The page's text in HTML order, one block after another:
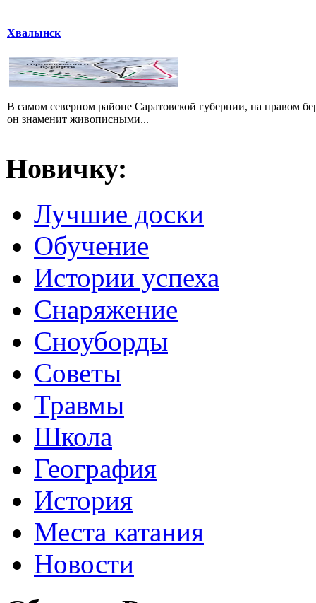
Хвалынск
В самом северном районе Саратовской губернии, на правом
он знаменит живописными...
Новичку:
Лучшие доски
Обучение
Истории успеха
Снаряжение
Сноуборды
Советы
Травмы
Школа
География
История
Места катания
Новости